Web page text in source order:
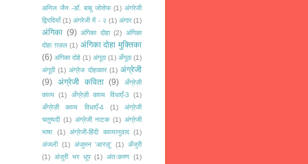
अनिल जैन -डॉ. बाबु जोसेफ (1) अंगरेजी
द्विपदियाँ (1) अंगरेजी में - २ (1) अंगार (1)
अंगिका (9) अंगिका दोहा (2) अंगिका
दोहा ग़ज़ल (1) अंगिका दोहा मुक्तिका
(6) अंगिका दोहे (1) अंगूठा (1) अँगूठा (1)
अंगूठी (1) अंग्रेज दोहाकार (1) अंग्रेजी
(9)
अंग्रेजी कविता (9)
अँग्रेज़ी
काव्य (1) अँग्रेज़ी काव्य विधाएँ-3
(1)
अँग्रेज़ी काव्य विधाएँ-4
(1)
अंग्रेजी
चतुष्पदी (1) अंग्रेजी नाटक (1) अंग्रेजी
भाषा
(1) अंग्रेजी-हिंदी काव्यानुवाद (1)
अंजली (1) अंजुमन 'आरज़ू' (1) अँजुरी
(1) अंजुरी भर धूप (1) अंतःकरण (1)